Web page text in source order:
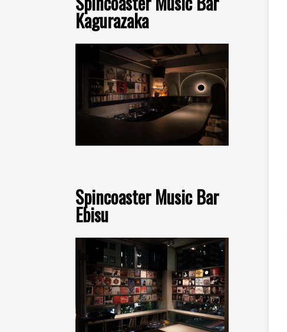
Kagurazaka
Spincoaster Music Bar
Ebisu